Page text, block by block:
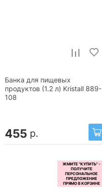
Банка для пищевых
продуктов (1.2 л) Kristall 889-
108
455 р.